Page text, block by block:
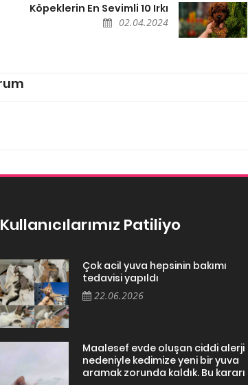
Köpeklerin En Sevimli 10 Irkı
02.04.2024
Kullanıcılarımız Patiliyo
Çok acil yuva hepsinin bakımı
tedavisi yapıldı
22.06.2026
Maalesef evde oluşan ciddi alerji
nedeniyle kedimize yeni bir yuva
aramak zorunda kaldık. Bu kararı